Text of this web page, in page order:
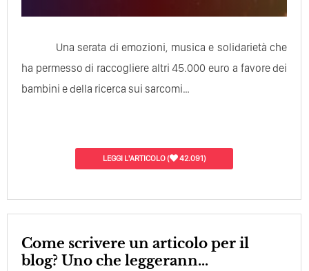
Una serata di emozioni, musica e solidarietà che
ha permesso di raccogliere altri 45.000 euro a favore dei
bambini e della ricerca sui sarcomi…
LEGGI L'ARTICOLO( 42.091)
Come scrivere un articolo per il
blog? Uno che leggerann...